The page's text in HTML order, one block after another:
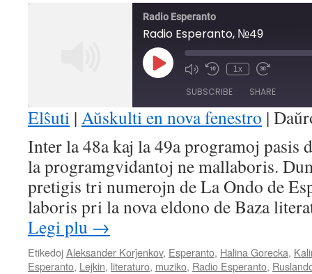
Radio Esperanto
Radio Esperanto, №49
Play
Episode Mute/Unmute
Rewind
Seconds
1x
Fast
30
seconds
SUBSCRIBE SHARE
RSS FEED
LINK
EMBED
Elŝuti | Aŭskulti en nova fenestro |
Inter la 48a kaj la 49a programoj pasis
la programgvidantoj ne mallaboris.
pretigis tri numerojn de La Ondo de
laboris pri la nova eldono de Baza
Legi plu →
EtikedojAleksander Korĵenkov, Esperanto, Halina Gorecka,
Esperanto, Lejkin, literaturo, muziko, Radio Esperanto,